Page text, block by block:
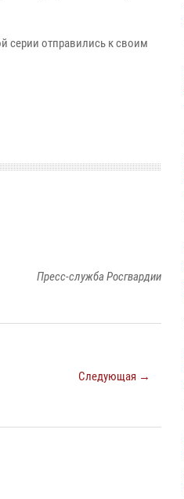
серии отправились к своим
Пресс-служба Росгвардии
Следующая →